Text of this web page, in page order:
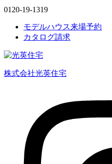
0120-19-1319
モデルハウス来場予約
カタログ請求
株式会社光英住宅